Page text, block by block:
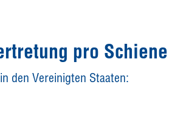
pro
den Vereinigten Staaten: